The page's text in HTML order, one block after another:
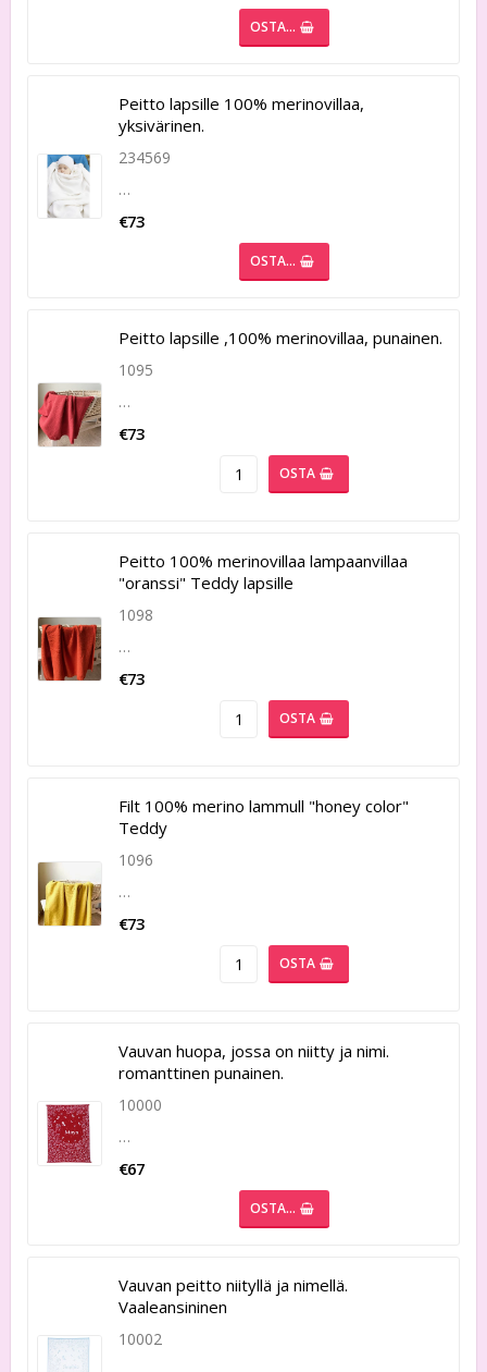
OSTA…
Peitto lapsille 100% merinovillaa,
yksivärinen.
234569
…
€73
OSTA…
Peitto lapsille ,100% merinovillaa, punainen.
1095
…
€73
OSTA
Peitto 100% merinovillaa lampaanvillaa
"oranssi" Teddy lapsille
1098
…
€73
OSTA
Filt 100% merino lammull "honey color"
Teddy
1096
…
€73
OSTA
Vauvan huopa, jossa on niitty ja nimi.
romanttinen punainen.
10000
…
€67
OSTA…
Vauvan peitto niityllä ja nimellä.
Vaaleansininen
10002